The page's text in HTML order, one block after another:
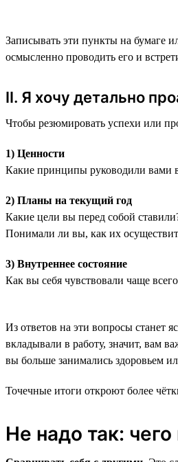
Записывать эти пункты на бумаге
осмысленно проводить его и
II. Я хочу детально
Чтобы резюмировать успехи или
1) Ценности
Какие принципы руководили вами
2) Планы на текущий год
Какие цели вы перед собой
Понимали ли вы, как их
3) Внутреннее состояние
Как вы себя чувствовали чаще
Из ответов на эти вопросы станет
вкладывали в работу, значит, вам
вы больше занимались здоровьем
Точечные итоги откроют более
Не надо так: